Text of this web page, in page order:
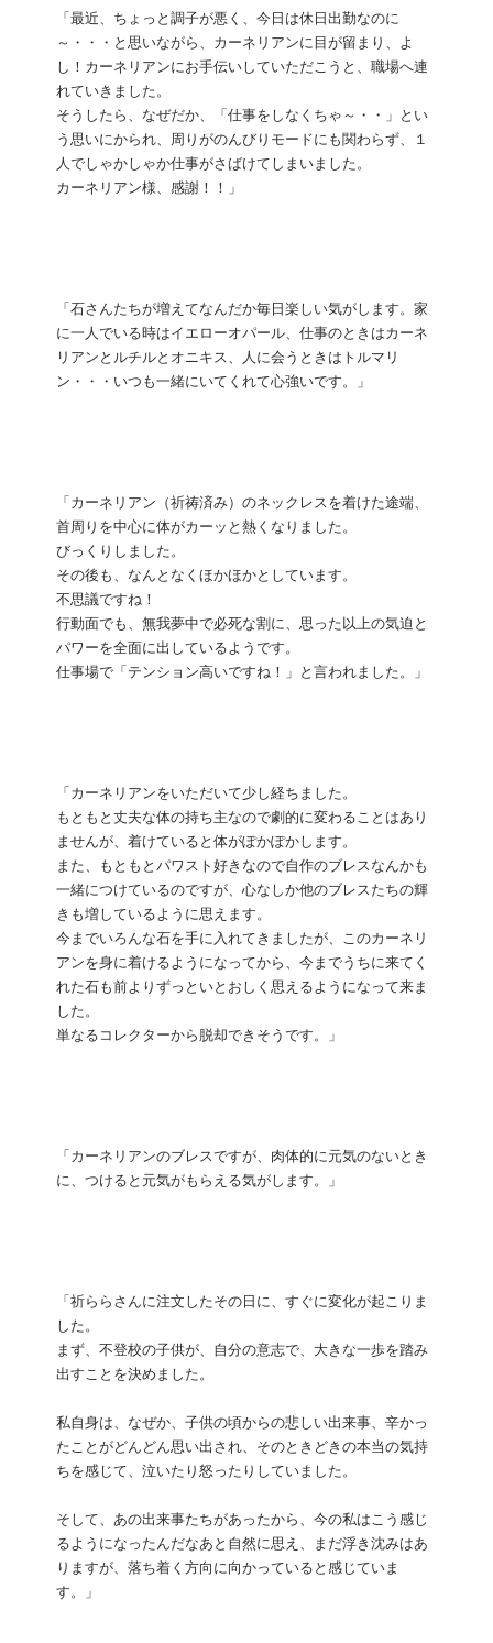
「最近、ちょっと調子が悪く、今日は休日出勤なのに
～・・・と思いながら、カーネリアンに目が留まり、よ
し！カーネリアンにお手伝いしていただこうと、職場へ連
れていきました。
そうしたら、なぜだか、「仕事をしなくちゃ～・・」とい
う思いにかられ、周りがのんびりモードにも関わらず、１
人でしゃかしゃか仕事がさばけてしまいました。
カーネリアン様、感謝！！」
「石さんたちが増えてなんだか毎日楽しい気がします。家
に一人でいる時はイエローオパール、仕事のときはカーネ
リアンとルチルとオニキス、人に会うときはトルマリ
ン・・・いつも一緒にいてくれて心強いです。」
「カーネリアン（祈祷済み）のネックレスを着けた途端、
首周りを中心に体がカーッと熱くなりました。
びっくりしました。
その後も、なんとなくほかほかとしています。
不思議ですね！
行動面でも、無我夢中で必死な割に、思った以上の気迫と
パワーを全面に出しているようです。
仕事場で「テンション高いですね！」と言われました。」
「カーネリアンをいただいて少し経ちました。
もともと丈夫な体の持ち主なので劇的に変わることはあり
ませんが、着けていると体がぽかぽかします。
また、もともとパワスト好きなので自作のブレスなんかも
一緒につけているのですが、心なしか他のブレスたちの輝
きも増しているように思えます。
今までいろんな石を手に入れてきましたが、このカーネリ
アンを身に着けるようになってから、今までうちに来てく
れた石も前よりずっといとおしく思えるようになって来ま
した。
単なるコレクターから脱却できそうです。」
「カーネリアンのブレスですが、肉体的に元気のないとき
に、つけると元気がもらえる気がします。」
「祈ららさんに注文したその日に、すぐに変化が起こりま
した。
まず、不登校の子供が、自分の意志で、大きな一歩を踏み
出すことを決めました。
私自身は、なぜか、子供の頃からの悲しい出来事、辛かっ
たことがどんどん思い出され、そのときどきの本当の気持
ちを感じて、泣いたり怒ったりしていました。
そして、あの出来事たちがあったから、今の私はこう感じ
るようになったんだなあと自然に思え、まだ浮き沈みはあ
りますが、落ち着く方向に向かっていると感じていま
す。」